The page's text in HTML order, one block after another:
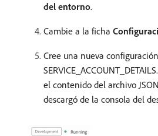
del entorno.
Cambie a la ficha
Cree una nueva
el contenido del archivo
descargó de la consola del